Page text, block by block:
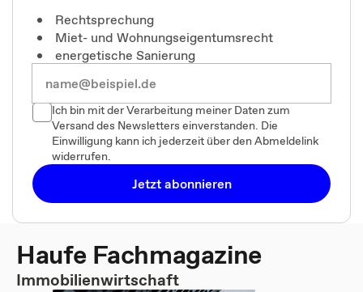
Rechtsprechung
Miet- und Wohnungseigentumsrecht
energetische Sanierung
Ich bin mit der Verarbeitung meiner Daten zum
Versand des Newsletters einverstanden. Die
Einwilligung kann ich jederzeit über den Abmeldelink
widerrufen.
Jetzt abonnieren
Haufe Fachmagazine
Immobilienwirtschaft